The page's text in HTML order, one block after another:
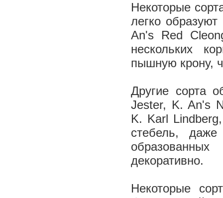
Некоторые
легко
An's Red
нескольких
пышную крону,
Другие сорта
Jester, K. An's
K. Karl
стебель,
декоративно.
Некоторые